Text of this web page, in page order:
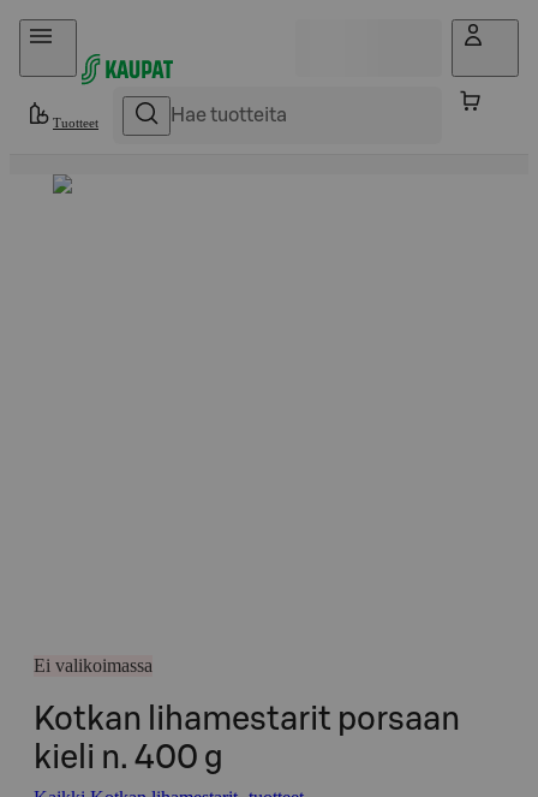
Hyppää sisältöön
Tuotteet
Ei valikoimassa
Kotkan lihamestarit porsaan
kieli n. 400 g